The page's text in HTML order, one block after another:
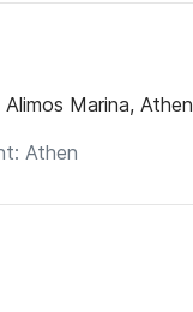
Alimos Marina, Athen